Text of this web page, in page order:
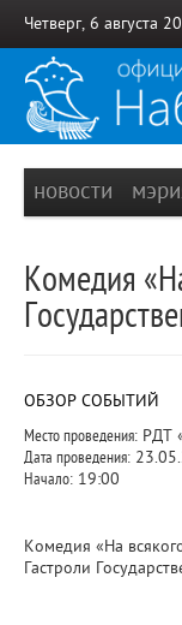
Четверг, 6 августа
новости
Комедия
ОБЗОР СОБЫТИЙ
Место проведения: РДТ
Дата проведения:
Начало: 19:00
Комедия «На
Гастроли